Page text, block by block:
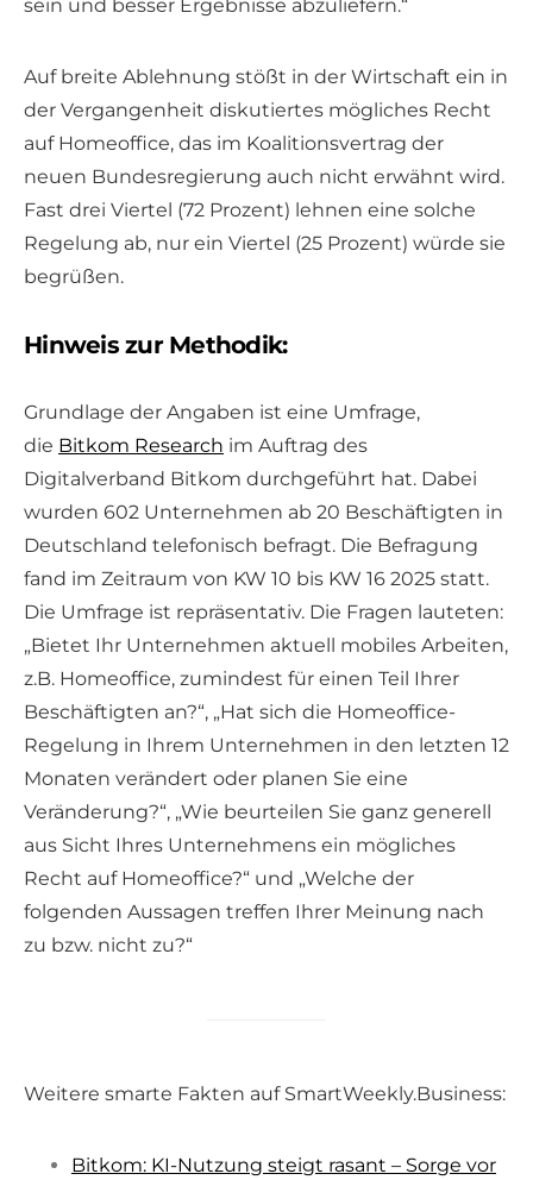
sein und besser Ergebnisse abzuliefern.“
Auf breite Ablehnung stößt in der Wirtschaft ein in
der Vergangenheit diskutiertes mögliches Recht
auf Homeoffice, das im Koalitionsvertrag der
neuen Bundesregierung auch nicht erwähnt wird.
Fast drei Viertel (72 Prozent) lehnen eine solche
Regelung ab, nur ein Viertel (25 Prozent) würde sie
begrüßen.
Hinweis zur Methodik:
Grundlage der Angaben ist eine Umfrage,
die Bitkom Research im Auftrag des
Digitalverband Bitkom durchgeführt hat. Dabei
wurden 602 Unternehmen ab 20 Beschäftigten in
Deutschland telefonisch befragt. Die Befragung
fand im Zeitraum von KW 10 bis KW 16 2025 statt.
Die Umfrage ist repräsentativ. Die Fragen lauteten:
„Bietet Ihr Unternehmen aktuell mobiles Arbeiten,
z.B. Homeoffice, zumindest für einen Teil Ihrer
Beschäftigten an?“, „Hat sich die Homeoffice-
Regelung in Ihrem Unternehmen in den letzten 12
Monaten verändert oder planen Sie eine
Veränderung?“, „Wie beurteilen Sie ganz generell
aus Sicht Ihres Unternehmens ein mögliches
Recht auf Homeoffice?“ und „Welche der
folgenden Aussagen treffen Ihrer Meinung nach
zu bzw. nicht zu?“
Weitere smarte Fakten auf SmartWeekly.Business:
Bitkom: KI-Nutzung steigt rasant – Sorge vor